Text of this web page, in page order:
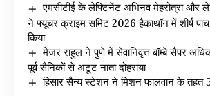
एमसीटीई के लेफ्टिनेंट अभिनव मेहरोत्रा और
ने फ्यूचर क्राइम समिट 2026 हैकाथॉन में शीर्ष
किया
मेजर राहुल ने पुणे में सेवानिवृत्त बॉम्बे सैपर
पूर्व सैनिकों से अटूट नाता दोहराया
हिसार सैन्य स्टेशन ने मिशन फालवान के तहत